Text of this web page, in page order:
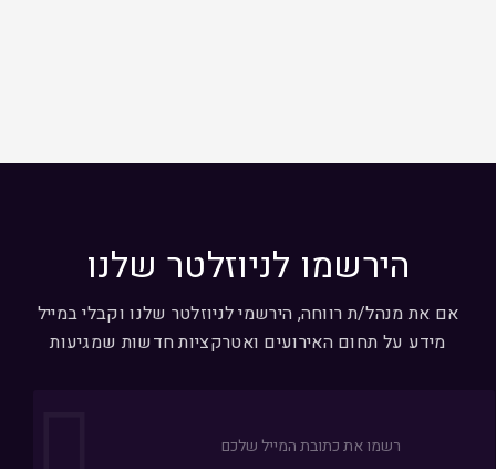
הירשמו לניוזלטר שלנו
אם את מנהל/ת רווחה, הירשמי לניוזלטר שלנו וקבלי במייל
מידע על תחום האירועים ואטרקציות חדשות שמגיעות